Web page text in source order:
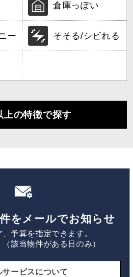
倉庫っぽい
ー そそる/シビれる
上の特徴で探す
をメールでお知らせ
予算を指定できます。
該当物件がある日のみ）
サービスについて